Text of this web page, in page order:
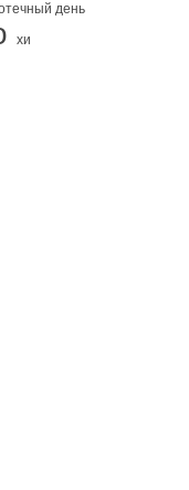
день
хи